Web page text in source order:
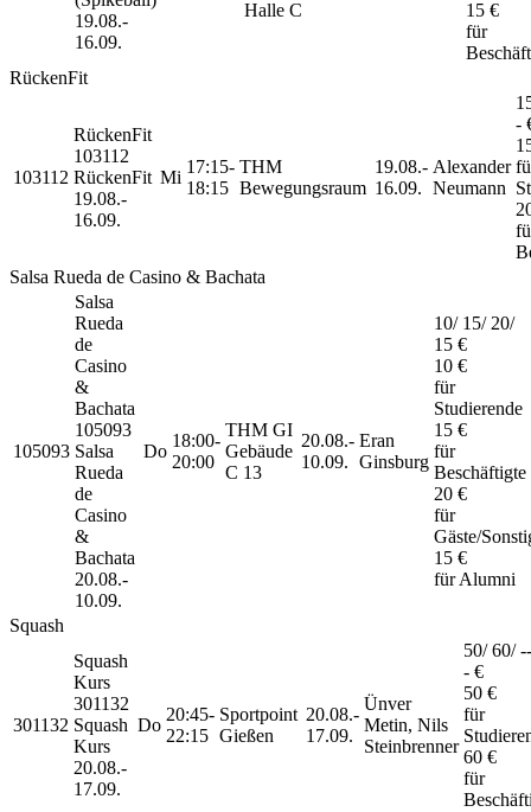
19.08.-
16.09.
Halle C
15 €
für
RückenFit
103112
RückenFit
103112
RückenFit
19.08.-
16.09.
Mi
17:15-
18:15
THM
Bewegungsraum
19.08.-
16.09.
Alexander
Neumann
-
Salsa Rueda de Casino & Bachata
105093
Salsa
Rueda
de
Casino
&
Bachata
105093
Salsa
Rueda
de
Casino
&
Bachata
20.08.-
10.09.
Do
18:00-
20:00
THM GI
Gebäude
C 13
20.08.-
10.09.
Eran
Ginsburg
10/ 15/ 20/
15 €
10 €
für
Studierende
15 €
für
Beschäftigte
20 €
für
Gäste/
15 €
für Alumni
Squash
301132
Squash
Kurs
301132
Squash
Kurs
20.08.-
17.09.
Do
20:45-
22:15
Sportpoint
Gießen
20.08.-
17.09.
Ünver
Metin, Nils
Steinbrenner
50/ 60/
- €
50 €
für
60 €
für